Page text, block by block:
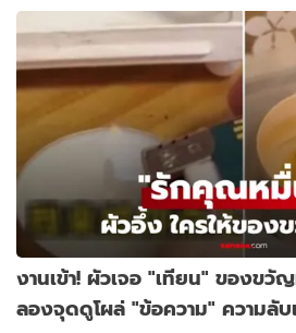
งานเข้า! ผัวเจอ "เทียน" ของขวั
ลองจุดดูโผล่ "ข้อความ" ความลั